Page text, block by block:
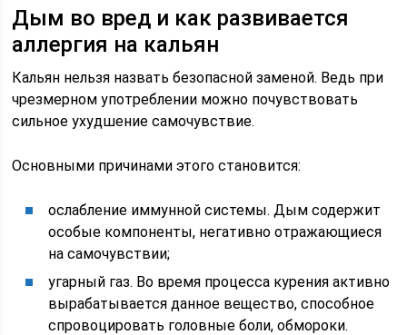
Дым во вред и как развивается
аллергия на кальян
Кальян нельзя назвать безопасной заменой. Ведь при
чрезмерном употреблении можно почувствовать
сильное ухудшение самочувствие.
Основными причинами этого становится:
ослабление иммунной системы. Дым содержит
особые компоненты, негативно отражающиеся
на самочувствии;
угарный газ. Во время процесса курения активно
вырабатывается данное вещество, способное
спровоцировать головные боли, обмороки.